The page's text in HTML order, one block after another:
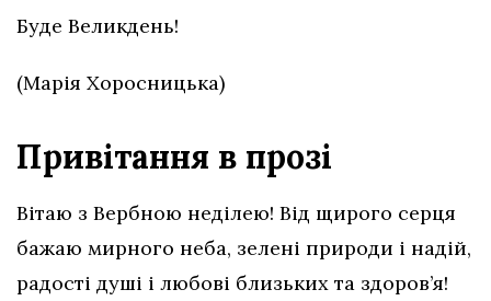
Буде Великдень!
(Марія Хоросницька)
Привітання в прозі
Вітаю з Вербною неділею! Від щирого серця
бажаю мирного неба, зелені природи і надій,
радості душі і любові близьких та здоров’я!